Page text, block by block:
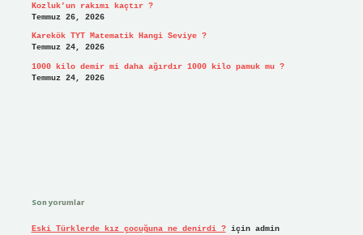
Kozluk’un rakımı kaçtır ?
Temmuz 26, 2026
Karekök TYT Matematik Hangi Seviye ?
Temmuz 24, 2026
1000 kilo demir mi daha ağırdır 1000 kilo pamuk mu ?
Temmuz 24, 2026
Son yorumlar
Eski Türklerde kız çocuğuna ne denirdi ?için admin